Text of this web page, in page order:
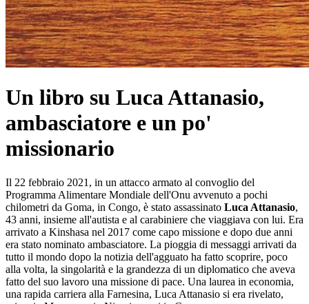
Un libro su Luca Attanasio,
ambasciatore e un po'
missionario
Il 22 febbraio 2021, in un attacco armato al convoglio del
Programma Alimentare Mondiale dell'Onu avvenuto a pochi
chilometri da Goma, in Congo, è stato assassinato Luca Attanasio,
43 anni, insieme all'autista e al carabiniere che viaggiava con lui. Era
arrivato a Kinshasa nel 2017 come capo missione e dopo due anni
era stato nominato ambasciatore. La pioggia di messaggi arrivati da
tutto il mondo dopo la notizia dell'agguato ha fatto scoprire, poco
alla volta, la singolarità e la grandezza di un diplomatico che aveva
fatto del suo lavoro una missione di pace. Una laurea in economia,
una rapida carriera alla Farnesina, Luca Attanasio si era rivelato,